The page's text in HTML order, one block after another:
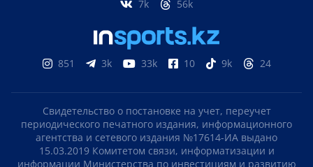
7k
56k
851 3k 33k 10 9k 24
Свидетельство о постановке на учет, переучет
периодического печатного издания, информационного
агентства и сетевого издания №17614-ИА выдано
15.03.2019 Комитетом связи, информатизации и
информации Министерства по инвестициям и развитию